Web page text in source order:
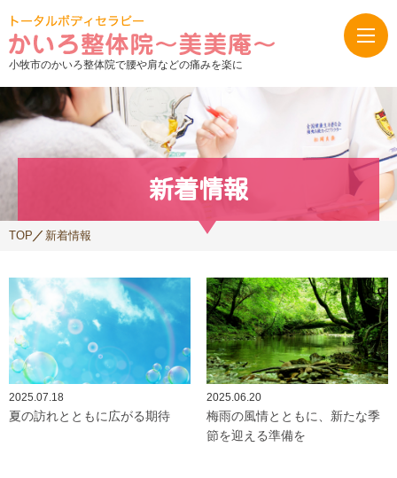
小牧市のかいろ整体院で腰や肩などの痛みを楽に
新着情報
TOP 新着情報
2025.07.18
夏の訪れとともに広がる期待
2025.06.20
梅雨の風情とともに、新たな季
節を迎える準備を